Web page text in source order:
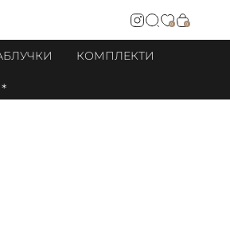
0 0
КОМПЛЕКТИ
ОКРЕМІ ПОЗИЦІЇ ДО 31.08